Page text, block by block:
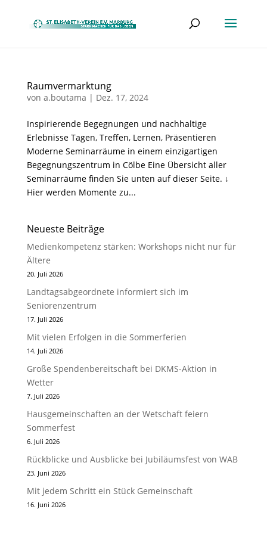
Raumvermarktung
von a.boutama | Dez. 17, 2024
Inspirierende Begegnungen und nachhaltige
Erlebnisse Tagen, Treffen, Lernen, Präsentieren
Moderne Seminarräume in einem einzigartigen
Begegnungszentrum in Cölbe Eine Übersicht aller
Seminarräume finden Sie unten auf dieser Seite. ↓
Hier werden Momente zu...
Neueste Beiträge
Medienkompetenz stärken: Workshops nicht nur für
Ältere
20. Juli 2026
Landtagsabgeordnete informiert sich im
Seniorenzentrum
17. Juli 2026
Mit vielen Erfolgen in die Sommerferien
14. Juli 2026
Große Spendenbereitschaft bei DKMS-Aktion in
Wetter
7. Juli 2026
Hausgemeinschaften an der Wetschaft feiern
Sommerfest
6. Juli 2026
Rückblicke und Ausblicke bei Jubiläumsfest von WAB
23. Juni 2026
Mit jedem Schritt ein Stück Gemeinschaft
16. Juni 2026